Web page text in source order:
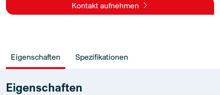
Kontakt aufnehmen
Eigenschaften Spezifikationen
Eigenschaften